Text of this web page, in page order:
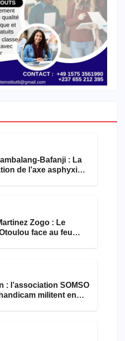
Bafanji : La
de l’axe asphyxie
Zogo : Le
face au feu
: l’association SOMSO
militent en